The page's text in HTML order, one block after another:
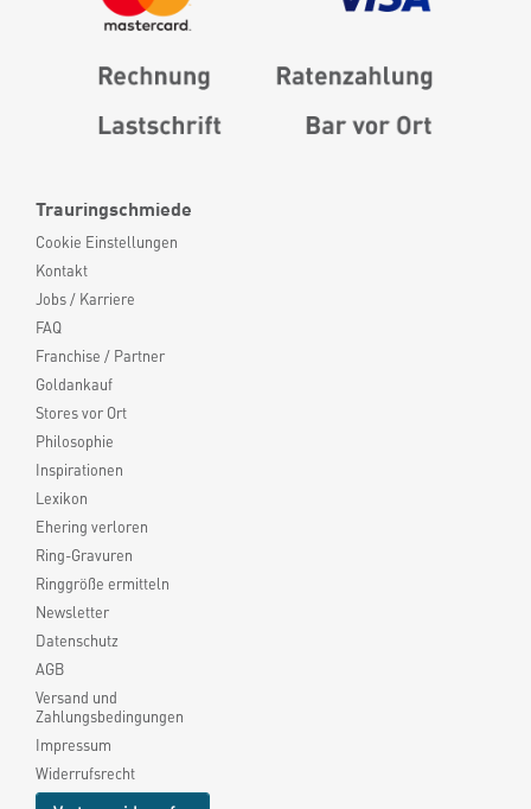
Trauringschmiede
Cookie Einstellungen
Kontakt
Jobs / Karriere
FAQ
Franchise / Partner
Goldankauf
Stores vor Ort
Philosophie
Inspirationen
Lexikon
Ehering verloren
Ring-Gravuren
Ringgröße ermitteln
Newsletter
Datenschutz
AGB
Versand und
Zahlungsbedingungen
Impressum
Widerrufsrecht